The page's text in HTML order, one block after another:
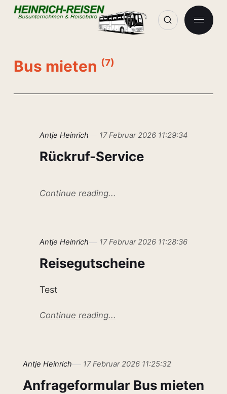
Bus mieten (7)
Antje Heinrich 17 Februar 2026 11:29:34
Rückruf-Service
Continue reading...
Antje Heinrich 17 Februar 2026 11:28:36
Reisegutscheine
Test
Continue reading...
Antje Heinrich 17 Februar 2026 11:25:32
Anfrageformular Bus mieten